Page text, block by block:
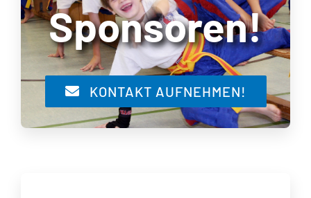
Sponsoren!
KONTAKT AUFNEHMEN!